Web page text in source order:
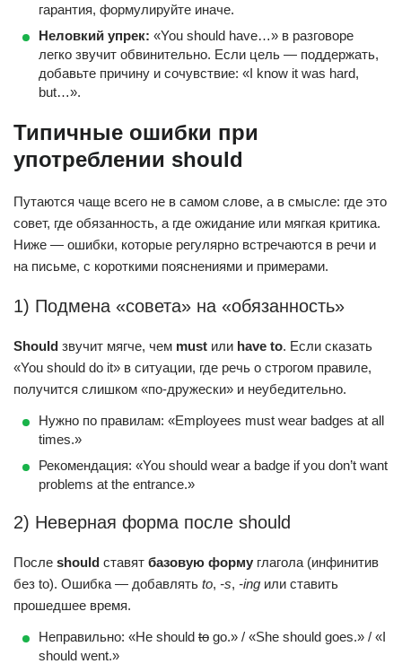
гарантия, формулируйте иначе.
Неловкий упрек: «You should have…» в разговоре
легко звучит обвинительно. Если цель — поддержать,
добавьте причину и сочувствие: «I know it was hard,
but…».
Типичные ошибки при
употреблении should
Путаются чаще всего не в самом слове, а в смысле: где это
совет, где обязанность, а где ожидание или мягкая критика.
Ниже — ошибки, которые регулярно встречаются в речи и
на письме, с короткими пояснениями и примерами.
1) Подмена «совета» на «обязанность»
Should звучит мягче, чем must или have to. Если сказать
«You should do it» в ситуации, где речь о строгом правиле,
получится слишком «по-дружески» и неубедительно.
Нужно по правилам: «Employees must wear badges at all
times.»
Рекомендация: «You should wear a badge if you don’t want
problems at the entrance.»
2) Неверная форма после should
После should ставят базовую форму глагола (инфинитив
без to). Ошибка — добавлять to, -s, -ing или ставить
прошедшее время.
Неправильно: «He should to go.» / «She should goes.» / «I
should went.»